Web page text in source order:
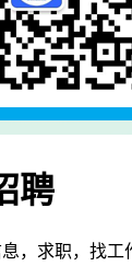
聘
，求职，找工